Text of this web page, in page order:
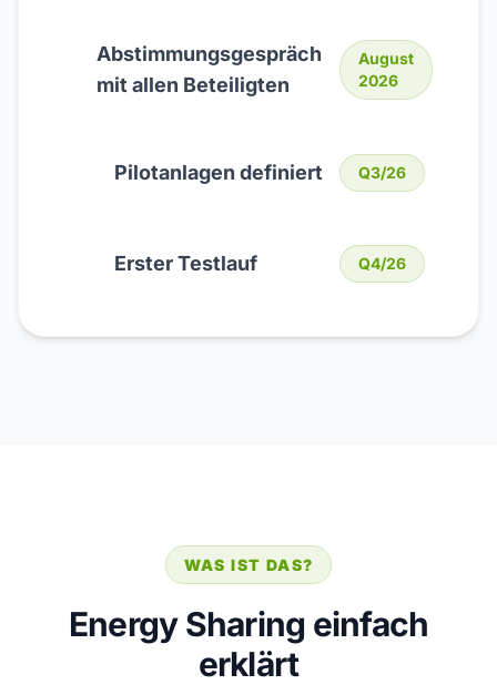
Abstimmungsgespräch
mit allen Beteiligten
August
2026
Pilotanlagen definiert Q3/26
Erster Testlauf Q4/26
WAS IST DAS?
Energy Sharing einfach
erklärt